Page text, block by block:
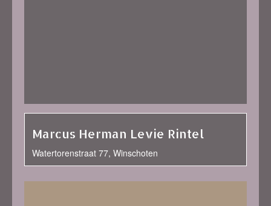
Marcus Herman Levie Rintel
Watertorenstraat 77, Winschoten